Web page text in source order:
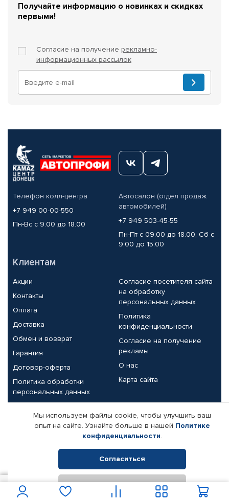
Получайте информацию о новинках и скидках
первыми!
Согласие на получение рекламно-
информационных рассылок
Телефон колл-центра
+7 949 00-00-550
Пн-Вс с 9.00 до 18.00
Автосалон (отдел продаж
автомобилей)
+7 949 503-45-55
Пн-Пт с 09.00 до 18.00, Сб с
9.00 до 15.00
Клиентам
Акции
Контакты
Оплата
Доставка
Обмен и возврат
Гарантия
Договор-оферта
Политика обработки
персональных данных
Согласие посетителя сайта
на обработку
персональных данных
Политика
конфиденциальности
Согласие на получение
рекламы
О нас
Карта сайта
Партнерам
Корпоративным клиентам
Поставщикам
Реквизиты компании
© КАМАЗ ЦЕНТР ДОНЕЦК, 2015-2026. Все права защищены.
Интернет-магазин автомобильных товаров Автопрофи.
Мы используем файлы cookie, чтобы улучшить ваш
опыт на сайте. Узнайте больше в нашей Политике
конфиденциальности.
Согласиться
Отклонить
В корзину